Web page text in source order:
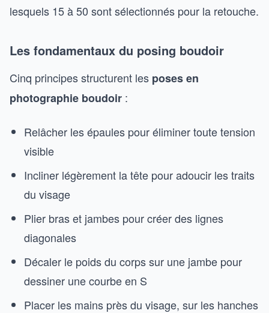
lesquels 15 à 50 sont sélectionnés pour la retouche.
Les fondamentaux du posing boudoir
Cinq principes structurent les poses en
photographie boudoir :
Relâcher les épaules pour éliminer toute tension
visible
Incliner légèrement la tête pour adoucir les traits
du visage
Plier bras et jambes pour créer des lignes
diagonales
Décaler le poids du corps sur une jambe pour
dessiner une courbe en S
Placer les mains près du visage, sur les hanches